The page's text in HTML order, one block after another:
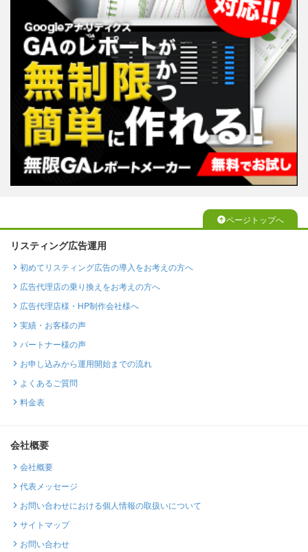
ページトップへ
リスティング広告運用
初めてリスティング広告の導入をお考えの方へ
広告代理店の乗り換えをお考えの方へ
広告代理店様・HP制作会社様へ
実績・お客様の声
パートナー様の声
お申し込みから運用開始までの流れ
よくあるご質問
料金表
会社概要
会社概要
代表メッセージ
お問い合わせにおける個人情報の取扱いについて
サイトマップ
お問い合わせ